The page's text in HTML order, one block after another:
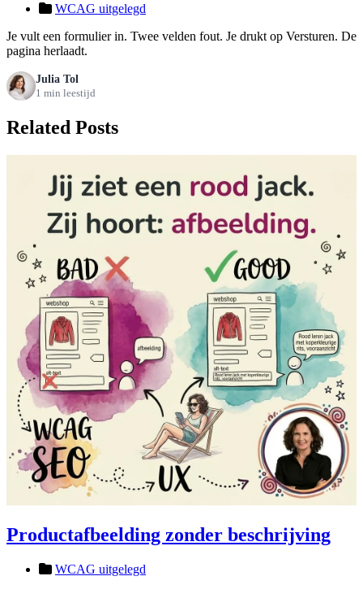
WCAG uitgelegd
Je vult een formulier in. Twee velden fout. Je drukt op Versturen. De
pagina herlaadt.
Julia Tol
1 min leestijd
Related Posts
Productafbeelding zonder beschrijving
WCAG uitgelegd